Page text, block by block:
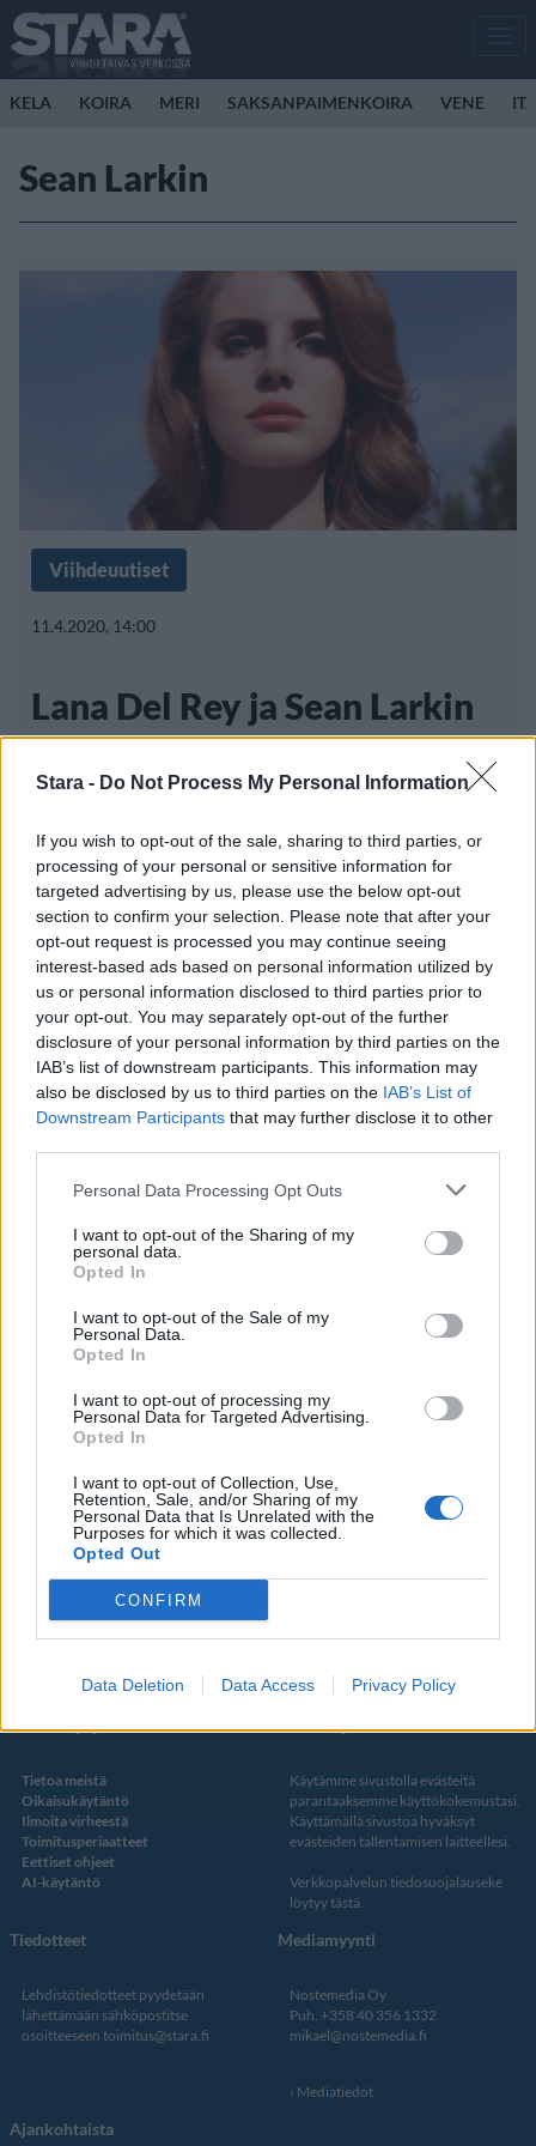
Stara - Do Not Process My Personal Information
If you wish to opt-out of the sale, sharing to third parties, or
processing of your personal or sensitive information for
targeted advertising by us, please use the below opt-out
section to confirm your selection. Please note that after your
opt-out request is processed you may continue seeing
interest-based ads based on personal information utilized by
us or personal information disclosed to third parties prior to
your opt-out. You may separately opt-out of the further
disclosure of your personal information by third parties on the
IAB’s list of downstream participants. This information may
also be disclosed by us to third parties on the IAB’s List of
Downstream Participants that may further disclose it to other
Personal Data Processing Opt Outs
I want to opt-out of the Sharing of my
personal data.
Opted In
I want to opt-out of the Sale of my
Personal Data.
Opted In
I want to opt-out of processing my
Personal Data for Targeted Advertising.
Opted In
I want to opt-out of Collection, Use,
Retention, Sale, and/or Sharing of my
Personal Data that Is Unrelated with the
Purposes for which it was collected.
Opted Out
CONFIRM
Data Deletion Data Access Privacy Policy
KELA KOIRA MERI SAKSANPAIMENKOIRA VENE
Sean Larkin
Viihdeuutiset
11.4.2020, 14:00
Lana Del Rey ja Sean Larkin
Amerikkalainen laulaja Lana Del Rey on
eronnut hänen poliisipoikaystävänsä Sean
Info
Lähetä uutisvinkki
RSS-ohje
Yhteistyössä
Tyyliniekka
Lifestyle
Matkailu
Viihde
Autot
Digi
Some
YouTube
Facebook
Twitter
Kustantaja ja toimitus
Tietoa meistä
Oikaisukäytäntö
Ilmoita virheestä
Toimitusperiaatteet
Eettiset ohjeet
AI-käytäntö
Tietosuojalauseke
Käytämme sivustolla evästeitä
parantaaksemme käyttökokemustasi.
Käyttämällä sivustoa hyväksyt
evästeiden tallentamisen laitteellesi.
Verkkopalvelun tiedosuojalauseke
löytyy tästä
Tiedotteet
Lehdistötiedotteet pyydetään
lähettämään sähköpostitse
osoitteeseen toimitus@stara.fi
Mediamyynti
Nostemedia Oy
Puh. +358 40 356 1332
mikael@nostemedia.fi
Mediatiedot
Ajankohtaista